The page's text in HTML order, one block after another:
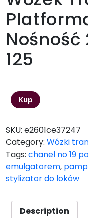
Nośność
125
Kup
SKU: e2601ce37247
Category: Wózki
Tags: chanel no 19
emulgatorem,
stylizator do loków
Description